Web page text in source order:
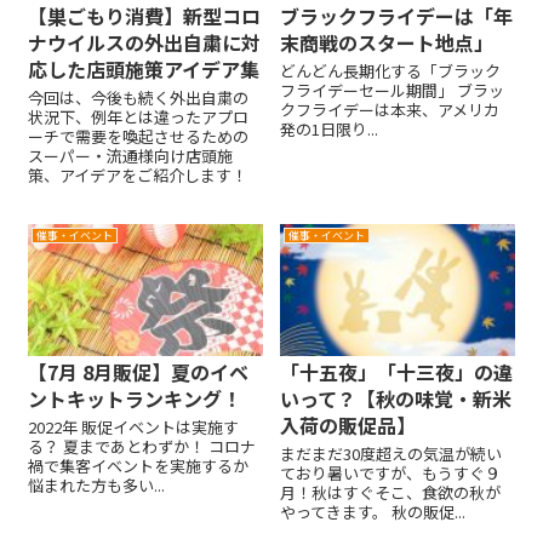
【巣ごもり消費】新型コロ
ナウイルスの外出自粛に対
応した店頭施策アイデア集
今回は、今後も続く外出自粛の
状況下、例年とは違ったアプロ
ーチで需要を喚起させるための
スーパー・流通様向け店頭施
策、アイデアをご紹介します！
ブラックフライデーは「年
末商戦のスタート地点」
どんどん長期化する「ブラック
フライデーセール期間」 ブラッ
クフライデーは本来、アメリカ
発の1日限り...
催事・イベント
【7月 8月販促】夏のイベ
ントキットランキング！
2022年 販促イベントは実施す
る？ 夏まであとわずか！ コロナ
禍で集客イベントを実施するか
悩まれた方も多い...
催事・イベント
「十五夜」「十三夜」の違
いって？【秋の味覚・新米
入荷の販促品】
まだまだ30度超えの気温が続い
ており暑いですが、もうすぐ９
月！秋はすぐそこ、食欲の秋が
やってきます。 秋の販促...